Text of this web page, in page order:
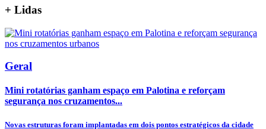
+ Lidas
Geral
Mini rotatórias ganham espaço em Palotina e reforçam
segurança nos cruzamentos...
Novas estruturas foram implantadas em dois pontos estratégicos da cidade